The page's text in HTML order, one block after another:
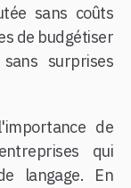
sans coûts
de budgétiser
surprises
de
qui
langage. En